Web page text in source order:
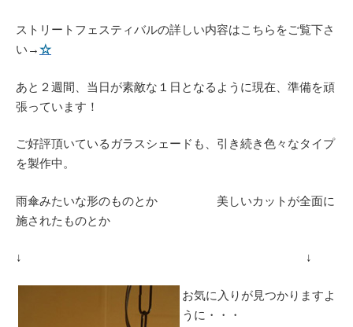
ストリートフェスティバルの詳しい内容はこちらをご覧下さ
い→☆
あと２週間、当日が素敵な１日となるように現在、準備を頑
張っています！
ご好評頂いているガラスシェードも、引き続き色々なタイプ
を製作中。
雨傘みたいな形のものとか 美しいカットが全面に
施されたものとか
↓ ↓
お気に入りが見つかりますよ
うに・・・